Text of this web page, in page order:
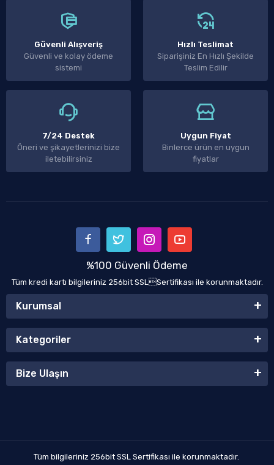
Güvenli Alışveriş
Güvenli ve kolay ödeme
sistemi
Hızlı Teslimat
Siparişiniz En Hızlı Şekilde
Teslim Edilir
7/24 Destek
Öneri ve şikayetlerinizi bize
iletebilirsiniz
Uygun Fiyat
Binlerce ürün en uygun
fiyatlar
%100 Güvenli Ödeme
Tüm kredi kartı bilgileriniz 256bit SSLSertifikası ile korunmaktadır.
Kurumsal
Kategoriler
Bize Ulaşın
Tüm bilgileriniz 256bit SSL Sertifikası ile korunmaktadır.